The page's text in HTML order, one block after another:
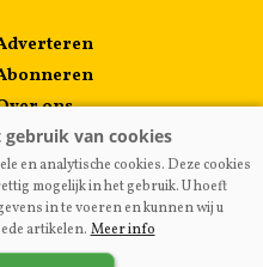
ons
en analytische cookies. Deze cookies
mogelijk in het gebruik. U hoeft
in te voeren en kunnen wij u
artikelen. Meer info